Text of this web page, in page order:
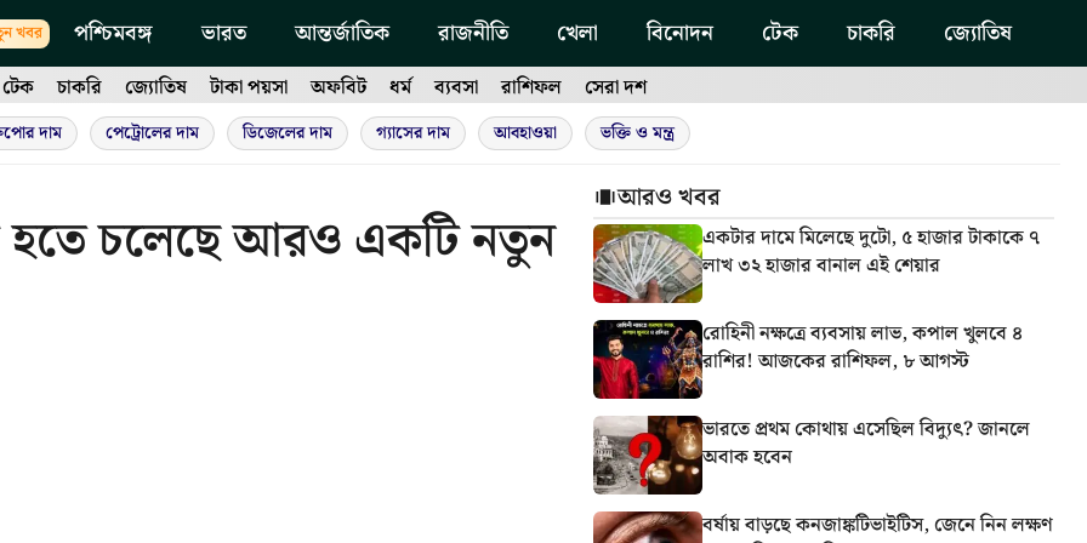
খবর পশ্চিমবঙ্গ ভারত আন্তর্জাতিক রাজনীতি খেলা বিনোদন টেক চাকরি জ্যোতিষ
টেক চাকরি জ্যোতিষ টাকা পয়সা অফবিট ধর্ম ব্যবসা রাশিফল সেরা দশ
দাম পেট্রোলের দাম ডিজেলের দাম গ্যাসের দাম আবহাওয়া ভক্তি ও মন্ত্র
হতে চলেছে আরও একটি নতুন
আরও খবর
একটার দামে মিলেছে দুটো, ৫ হাজার টাকাকে ৭
লাখ ৩২ হাজার বানাল এই শেয়ার
রোহিনী নক্ষত্রে ব্যবসায় লাভ, কপাল খুলবে ৪
রাশির! আজকের রাশিফল, ৮ আগস্ট
ভারতে প্রথম কোথায় এসেছিল বিদ্যুৎ? জানলে
অবাক হবেন
বর্ষায় বাড়ছে কনজাঙ্কটিভাইটিস, জেনে নিন লক্ষণ